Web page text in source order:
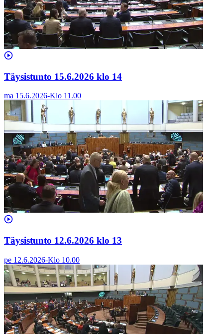
Täysistunto 15.6.2026 klo 14
ma 15.6.2026-Klo 11.00
Täysistunto 12.6.2026 klo 13
pe 12.6.2026-Klo 10.00